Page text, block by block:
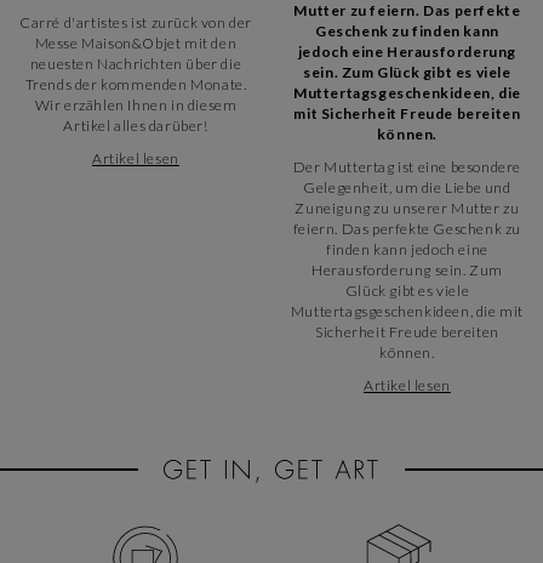
Carré d'artistes ist zurück von der
Messe Maison&Objet mit den
neuesten Nachrichten über die
Trends der kommenden Monate.
Wir erzählen Ihnen in diesem
Artikel alles darüber!
Artikel lesen
Mutter zu feiern. Das perfekte
Geschenk zu finden kann
jedoch eine Herausforderung
sein. Zum Glück gibt es viele
Muttertagsgeschenkideen, die
mit Sicherheit Freude bereiten
können.
Der Muttertag ist eine besondere
Gelegenheit, um die Liebe und
Zuneigung zu unserer Mutter zu
feiern. Das perfekte Geschenk zu
finden kann jedoch eine
Herausforderung sein. Zum
Glück gibt es viele
Muttertagsgeschenkideen, die mit
Sicherheit Freude bereiten
können.
Artikel lesen